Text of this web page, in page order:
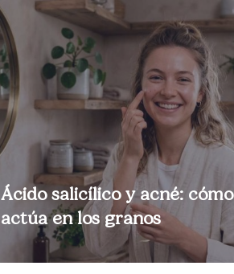
Ácido salicílico y acné: cómo
actúa en los granos